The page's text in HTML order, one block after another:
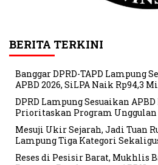
BERITA TERKINI
Banggar DPRD-TAPD Lampung
APBD 2026, SiLPA Naik Rp94,3
DPRD Lampung Sesuaikan APBD
Prioritaskan Program
Mesuji Ukir Sejarah, Jadi Tuan
Lampung Tiga Kategori
Reses di Pesisir Barat, Mukhlis